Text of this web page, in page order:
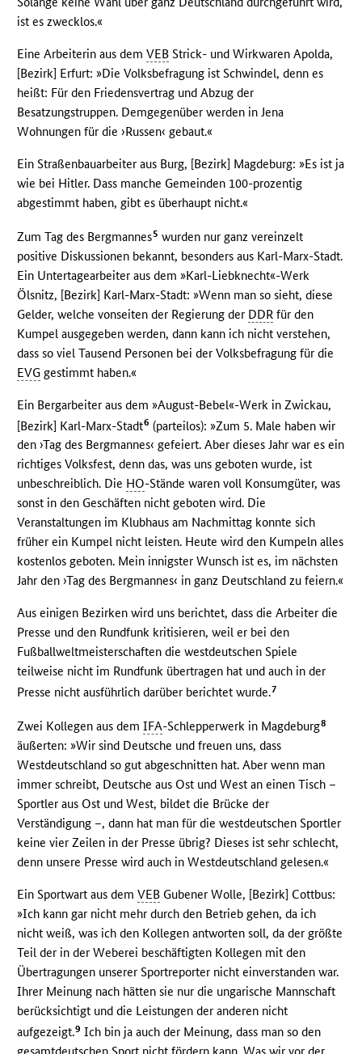
ist es zwecklos.«
Eine Arbeiterin aus demVEB Strick- und Wirkwaren Apolda,
[Bezirk] Erfurt: »Die Volksbefragung ist Schwindel, denn es
heißt: Für den Friedensvertrag und Abzug der
Besatzungstruppen. Demgegenüber werden in Jena
Wohnungen für die ›Russen‹ gebaut.«
Ein Straßenbauarbeiter aus Burg, [Bezirk] Magdeburg: »Es ist ja
wie bei Hitler. Dass manche Gemeinden 100-prozentig
abgestimmt haben, gibt es überhaupt nicht.«
Zum Tag des Bergmannes5 wurden nur ganz vereinzelt
positive Diskussionen bekannt, besonders aus Karl-Marx-Stadt.
Ein Untertagearbeiter aus dem »Karl-Liebknecht«-Werk
Ölsnitz, [Bezirk] Karl-Marx-Stadt: »Wenn man so sieht, diese
Gelder, welche vonseiten der Regierung der DDR für den
Kumpel ausgegeben werden, dann kann ich nicht verstehen,
dass so viel Tausend Personen bei der Volksbefragung für die
EVG gestimmt haben.«
Ein Bergarbeiter aus dem »August-Bebel«-Werk in Zwickau,
[Bezirk] Karl-Marx-Stadt6 (parteilos): »Zum 5. Male haben wir
den ›Tag des Bergmannes‹ gefeiert. Aber dieses Jahr war es ein
richtiges Volksfest, denn das, was uns geboten wurde, ist
unbeschreiblich. Die HO-Stände waren voll Konsumgüter, was
sonst in den Geschäften nicht geboten wird. Die
Veranstaltungen im Klubhaus am Nachmittag konnte sich
früher ein Kumpel nicht leisten. Heute wird den Kumpeln alles
kostenlos geboten. Mein innigster Wunsch ist es, im nächsten
Jahr den ›Tag des Bergmannes‹ in ganz Deutschland zu feiern.«
Aus einigen Bezirken wird uns berichtet, dass die Arbeiter die
Presse und den Rundfunk kritisieren, weil er bei den
Fußballweltmeisterschaften die westdeutschen Spiele
teilweise nicht im Rundfunk übertragen hat und auch in der
Presse nicht ausführlich darüber berichtet wurde.7
Zwei Kollegen aus demIFA-Schlepperwerk in Magdeburg8
äußerten: »Wir sind Deutsche und freuen uns, dass
Westdeutschland so gut abgeschnitten hat. Aber wenn man
immer schreibt, Deutsche aus Ost und West an einen Tisch –
Sportler aus Ost und West, bildet die Brücke der
Verständigung –, dann hat man für die westdeutschen Sportler
keine vier Zeilen in der Presse übrig? Dieses ist sehr schlecht,
denn unsere Presse wird auch in Westdeutschland gelesen.«
Ein Sportwart aus demVEB Gubener Wolle, [Bezirk] Cottbus:
»Ich kann gar nicht mehr durch den Betrieb gehen, da ich
nicht weiß, was ich den Kollegen antworten soll, da der größte
Teil der in der Weberei beschäftigten Kollegen mit den
Übertragungen unserer Sportreporter nicht einverstanden war.
Ihrer Meinung nach hätten sie nur die ungarische Mannschaft
berücksichtigt und die Leistungen der anderen nicht
aufgezeigt.9 Ich bin ja auch der Meinung, dass man so den